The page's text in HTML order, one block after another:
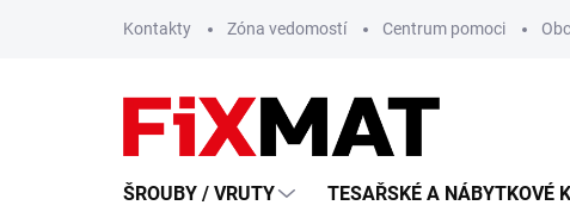
Kontakty Zóna vedomostí Centrum pomoci
ŠROUBY / VRUTY TESAŘSKÉ A NÁBYTKOVÉ